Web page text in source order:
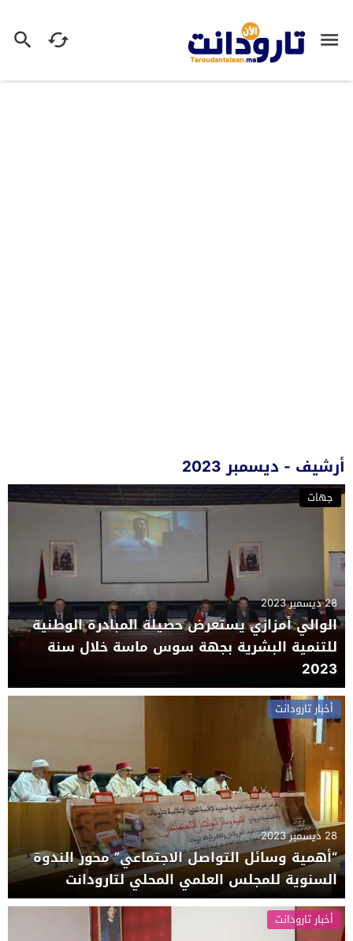
أرشيف - ديسمبر 2023
جهات
28 ديسمبر 2023
الوالي أمزازي يستعرض حصيلة المبادرة الوطنية
للتنمية البشرية بجهة سوس ماسة خلال سنة
2023
أخبار تارودانت
28 ديسمبر 2023
“أهمية وسائل التواصل الاجتماعي” محور الندوة
السنوية للمجلس العلمي المحلي لتارودانت
أخبار تارودانت